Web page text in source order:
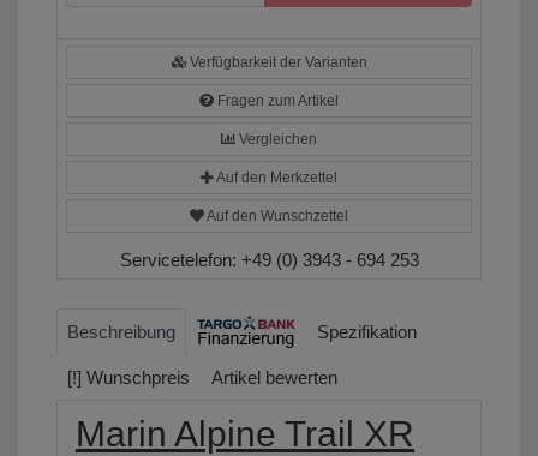
Verfügbarkeit der Varianten
Fragen zum Artikel
Vergleichen
Auf den Merkzettel
Auf den Wunschzettel
Servicetelefon: +49 (0) 3943 - 694 253
Beschreibung Spezifikation
[!] Wunschpreis Artikel bewerten
Marin Alpine Trail XR